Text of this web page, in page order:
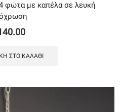
φώτα με καπέλα σε λευκή
ΣΤΟ ΚΑΛΆΘΙ